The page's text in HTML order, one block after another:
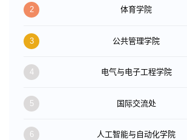
2 体育学院
3 公共管理学院
4 电气与电子工程学院
5 国际交流处
6 人工智能与自动化学院